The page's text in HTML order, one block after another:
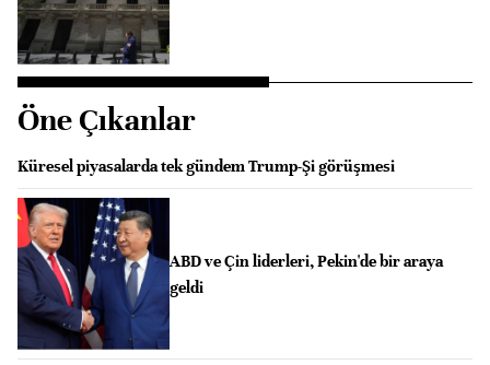
Öne Çıkanlar
Küresel piyasalarda tek gündem Trump-Şi görüşmesi
ABD ve Çin liderleri, Pekin'de bir araya
geldi